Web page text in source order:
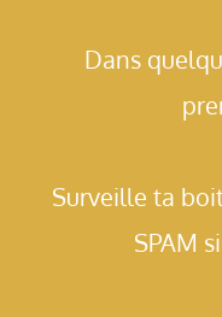
Dans
Surveille ta
SPAM